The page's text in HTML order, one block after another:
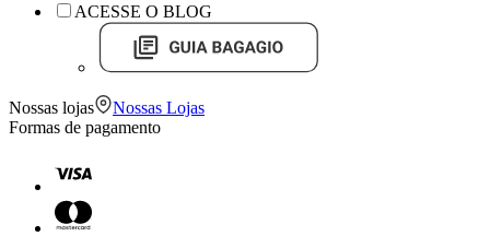
ACESSE O BLOG
Nossas lojas
Nossas Lojas
Formas de pagamento